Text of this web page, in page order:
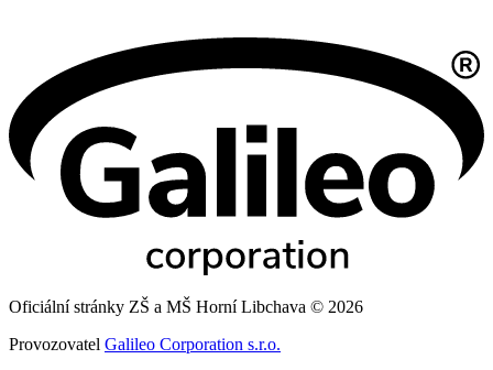
Oficiální stránky ZŠ a MŠ Horní Libchava © 2026
Provozovatel Galileo Corporation s.r.o.